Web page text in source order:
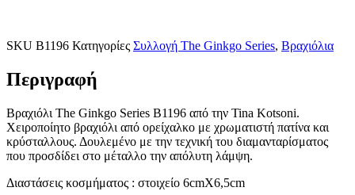
SKU Β1196 Κατηγορίες Συλλογή The Ginkgo Series, Βραχιόλια
Περιγραφή
Βραχιόλι The Ginkgo Series Β1196 από την Tina Kotsoni.
Χειροποίητο βραχιόλι από ορείχαλκο με χρωματιστή πατίνα και
κρύσταλλους. Δουλεμένο με την τεχνική του διαμανταρίσματος
που προσδίδει στο μέταλλο την απόλυτη λάμψη.
Διαστάσεις κοσμήματος : στοιχείο 6cmX6,5cm